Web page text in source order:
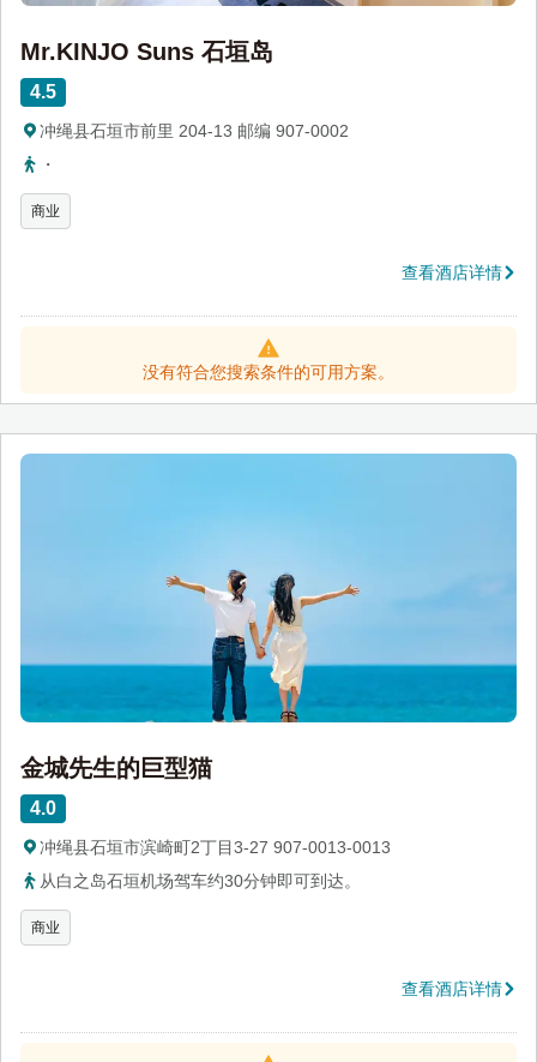
Mr.KINJO Suns 石垣岛
4.5
冲绳县石垣市前里 204-13 邮编 907-0002
・
商业
查看酒店详情
没有符合您搜索条件的可用方案。
金城先生的巨型猫
4.0
冲绳县石垣市滨崎町2丁目3-27 907-0013-0013
从白之岛石垣机场驾车约30分钟即可到达。
商业
查看酒店详情